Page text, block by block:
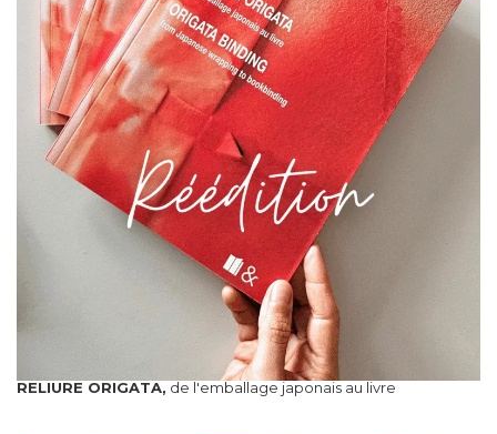
RELIURE ORIGATA, de l'emballage japonais au livre